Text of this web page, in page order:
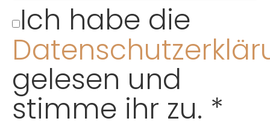
Ich habe die
gelesen und
stimme ihr zu. *